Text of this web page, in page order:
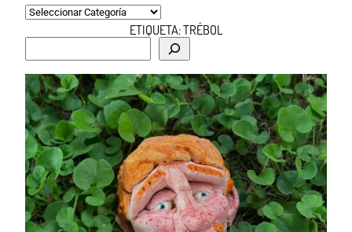
ETIQUETA:TRÉBOL
s
c
a
r